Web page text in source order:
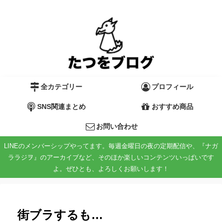
全カテゴリー プロフィール
SNS関連まとめ おすすめ商品
お問い合わせ
LINEのメンバーシップやってます。毎週金曜日の夜の定期配信や、『ナガ
ララジヲ』のアーカイブなど、そのほか楽しいコンテンツいっぱいです
よ。ぜひとも、よろしくお願いします！
街ブラするも…